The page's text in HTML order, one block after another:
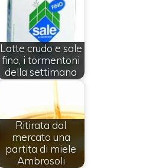
Latte crudo e sale
fino, i tormentoni
della settimana
Ritirata dal
mercato una
partita di miele
Ambrosoli